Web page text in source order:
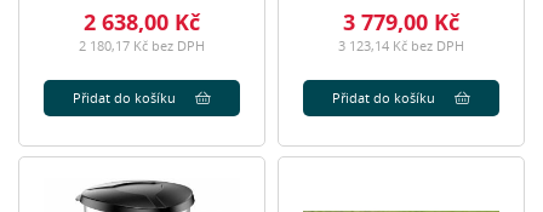
2 638,00 Kč
2 180,17 Kč bez DPH
Přidat do košíku
3 779,00 Kč
3 123,14 Kč bez DPH
Přidat do košíku